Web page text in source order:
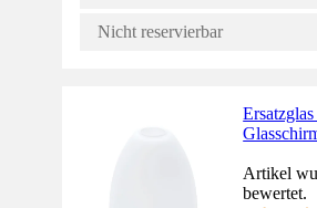
Nicht reservierbar
Artikel
bewertet.